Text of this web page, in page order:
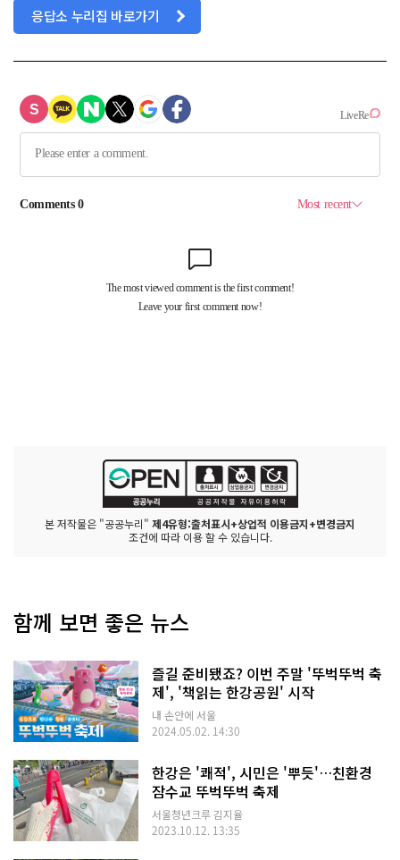
응답소 누리집 바로가기
본 저작물은 "공공누리" 제4유형:출처표시+상업적 이용금지+변경금지
조건에 따라 이용 할 수 있습니다.
함께 보면 좋은 뉴스
즐길 준비됐죠? 이번 주말 '뚜벅뚜벅 축
제', '책읽는 한강공원' 시작
내 손안에 서울
2024.05.02. 14:30
한강은 '쾌적', 시민은 '뿌듯'…친환경
잠수교 뚜벅뚜벅 축제
서울청년크루 김지율
2023.10.12. 13:35